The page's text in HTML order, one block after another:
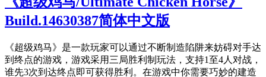
Build.14630387简体中文版
《超级鸡马》是一款玩家可以通过不断制造陷阱来妨碍对手达
到终点的游戏，游戏采用三局胜利制玩法，支持1至4人对战，
谁先3次到达终点即可获得胜利。在游戏中你需要巧妙的建造